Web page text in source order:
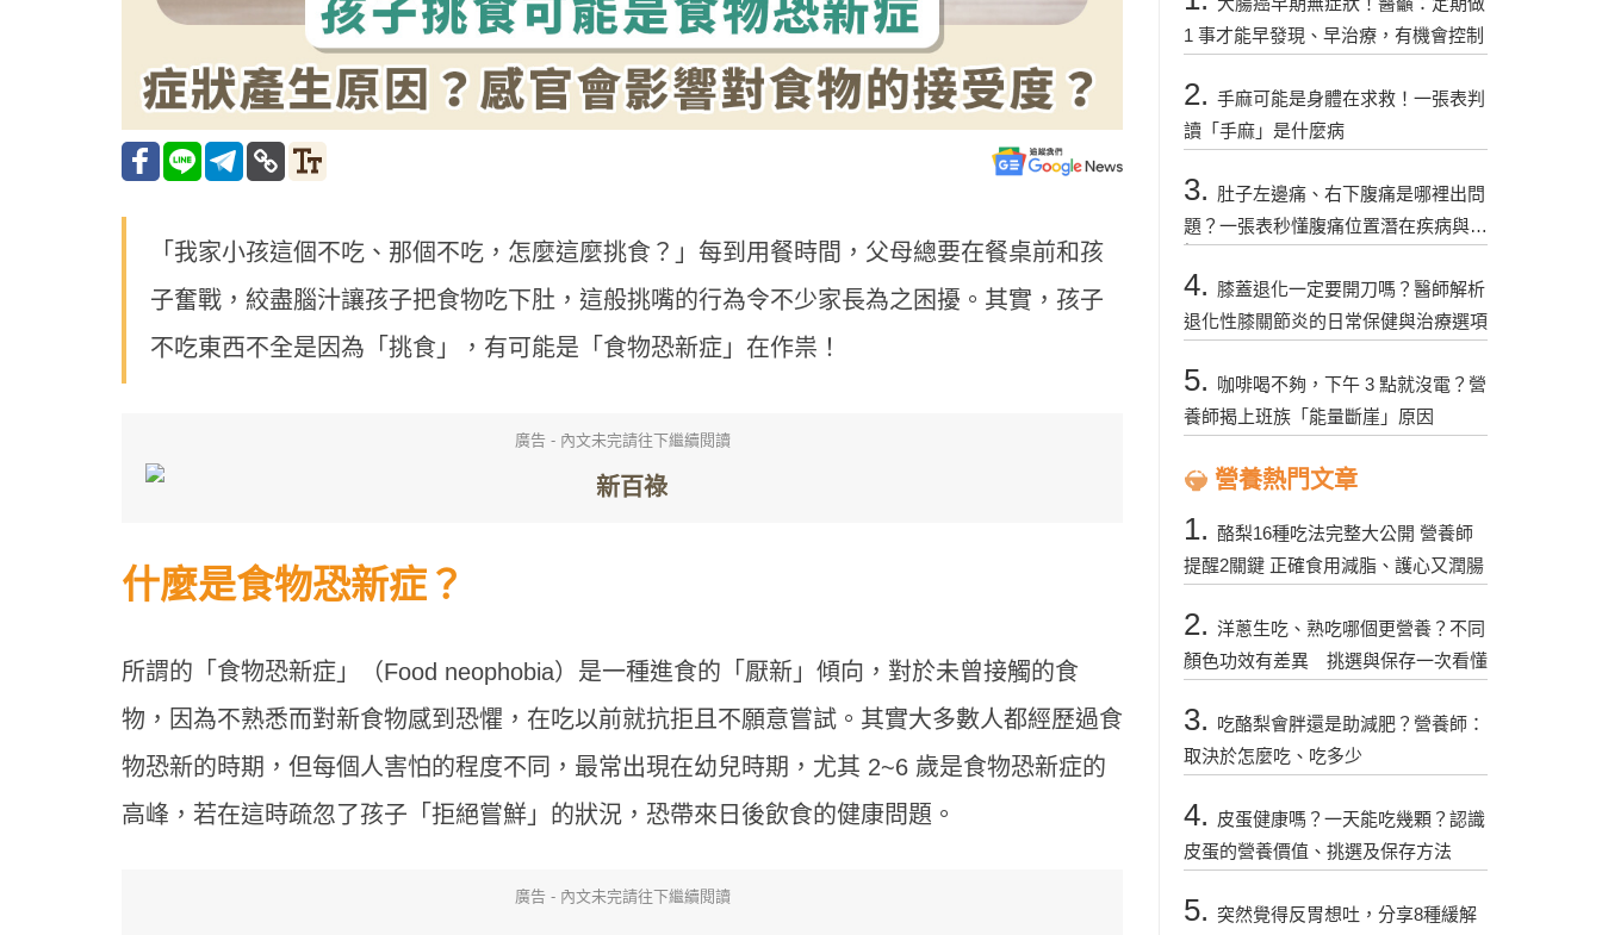
「我家小孩這個不吃、那個不吃，怎麼這麼挑食？」每到用餐時間，父母總要在餐桌前和孩
子奮戰，絞盡腦汁讓孩子把食物吃下肚，這般挑嘴的行為令不少家長為之困擾。其實，孩子
不吃東西不全是因為「挑食」，有可能是「食物恐新症」在作祟！
廣告 - 內文未完請往下繼續閱讀
什麼是食物恐新症？
所謂的「食物恐新症」（Food neophobia）是一種進食的「厭新」傾向，對於未曾接觸的食
物，因為不熟悉而對新食物感到恐懼，在吃以前就抗拒且不願意嘗試。其實大多數人都經歷過食
物恐新的時期，但每個人害怕的程度不同，最常出現在幼兒時期，尤其 2~6 歲是食物恐新症的
高峰，若在這時疏忽了孩子「拒絕嘗鮮」的狀況，恐帶來日後飲食的健康問題。
廣告 - 內文未完請往下繼續閱讀
1 事才能早發現、早治療，有機會控制
2. 手麻可能是身體在求救！一張表判
讀「手麻」是什麼病
3. 肚子左邊痛、右下腹痛是哪裡出問
題？一張表秒懂腹痛位置潛在疾病與警
訊
4. 膝蓋退化一定要開刀嗎？醫師解析
退化性膝關節炎的日常保健與治療選項
5.
咖啡喝不夠，下午 3 點就沒電？營
養師揭上班族「能量斷崖」原因
營養熱門文章
1. 酪梨16種吃法完整大公開 營養師
提醒2關鍵 正確食用減脂、護心又潤腸
2. 洋蔥生吃、熟吃哪個更營養？不同
顏色功效有差異 挑選與保存一次看懂
3. 吃酪梨會胖還是助減肥？營養師：
取決於怎麼吃、吃多少
4. 皮蛋健康嗎？一天能吃幾顆？認識
皮蛋的營養價值、挑選及保存方法
5. 突然覺得反胃想吐，分享8種緩解